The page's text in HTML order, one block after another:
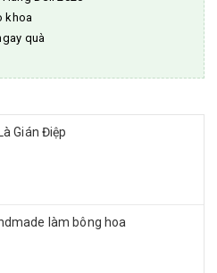
khoa
quà
Gián Điệp
làm bông hoa